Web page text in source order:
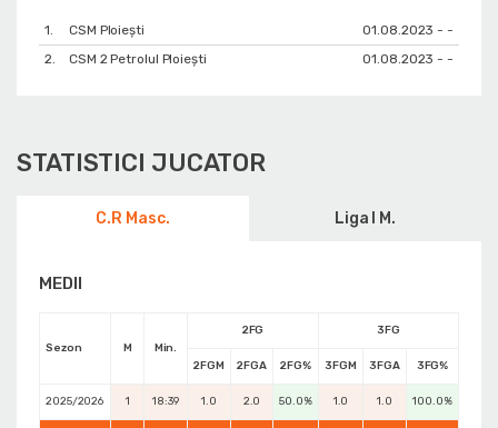
1. CSM Ploiești
01.08.2023 - -
2.
CSM 2 Petrolul Ploiești 01.08.2023 - -
STATISTICI JUCATOR
C.R Masc. Liga I M.
MEDII
Sezon M Min.
2FG 3FG
2FGM 2FGA 2FG% 3FGM 3FGA 3FG%
2025/2026 1 18:39 1.0 2.0 50.0% 1.0 1.0 100.0%